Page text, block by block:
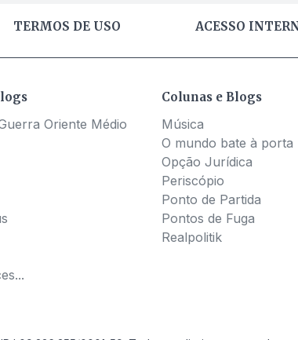
TERMOS DE USO ACESSO
Oriente Médio
Colunas e Blogs
Música
O mundo bate à porta
Opção Jurídica
Periscópio
Ponto de Partida
Pontos de Fuga
Realpolitik